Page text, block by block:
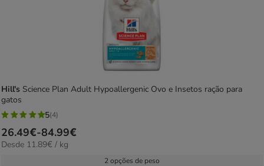
Hill's Science Plan Adult Hypoallergenic Ovo e Insetos ração para
gatos
5
estrelas
com
5(4)
Preço
de
26.49€-84.99€
11.89€
Desde 11.89€ / kg
2 opções de peso